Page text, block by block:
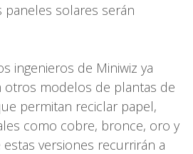
paneles solares serán
ingenieros de Miniwiz ya
otros modelos de plantas de
permitan reciclar papel,
como cobre, bronce, oro y
estas versiones recurrirán a